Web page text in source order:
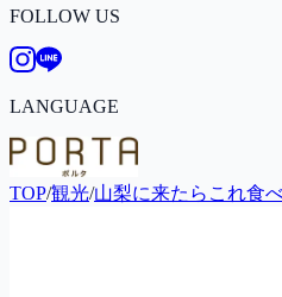
FOLLOW US
LANGUAGE
TOP/観光/山梨に来たらこれ食